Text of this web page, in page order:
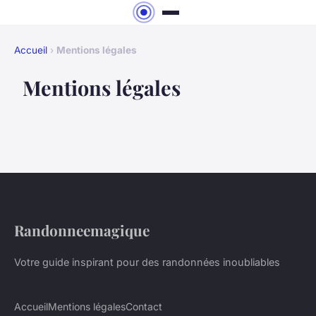
Accueil › Mentions légales
Mentions légales
Randonneemagique
Votre guide inspirant pour des randonnées inoubliables
AccueilMentions légalesContact